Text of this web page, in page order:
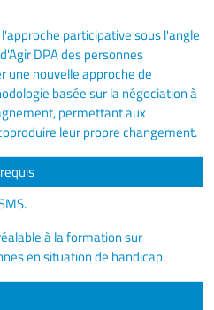
participative sous l'angle
DPA des personnes
une nouvelle approche de
basée sur la négociation à
permettant aux
leur propre changement.
à la formation sur
en situation de handicap.